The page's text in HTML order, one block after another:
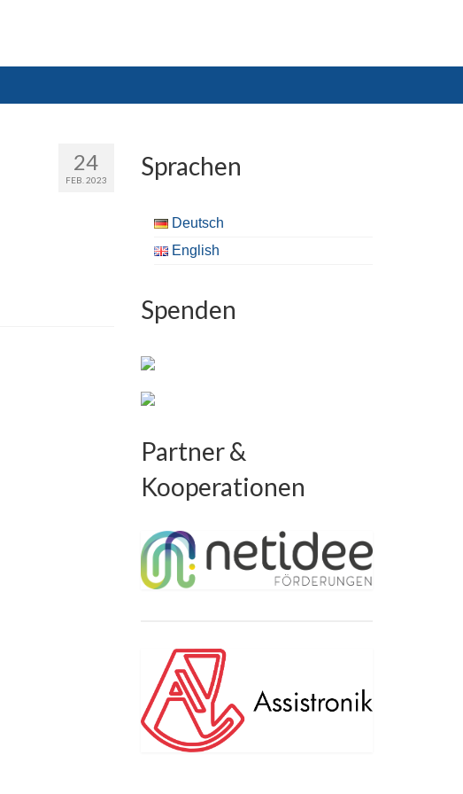
24
FEB. 2023 Sprachen
Deutsch
English
Spenden
Partner &
Kooperationen